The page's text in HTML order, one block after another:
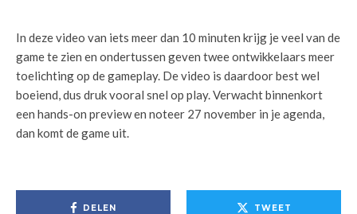
In deze video van iets meer dan 10 minuten krijg je veel van de
game te zien en ondertussen geven twee ontwikkelaars meer
toelichting op de gameplay. De video is daardoor best wel
boeiend, dus druk vooral snel op play. Verwacht binnenkort
een hands-on preview en noteer 27 november in je agenda,
dan komt de game uit.
DELEN TWEET